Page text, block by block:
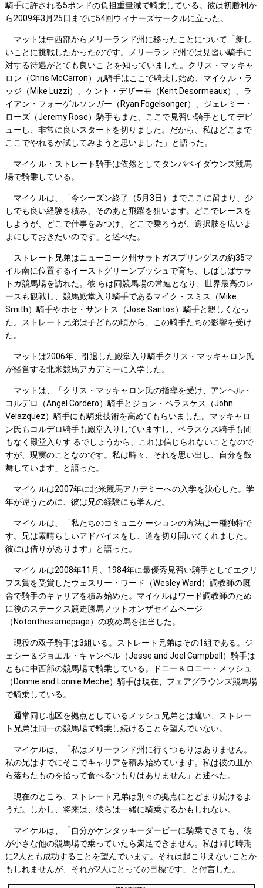
騎手に許される5ポンドの負担重量減で騎乗している。彼は初勝利か
ら2009年3月25日までに54回ウィナーズサークルに立った。
マットは中西部からメリーランド州に移ったことについて「新し
いことに挑戦したかったのです。メリーランド州では見習い騎手に
対する待遇がとても良いこ とを知っていました。クリス・マッキャ
ロン（Chris McCarron）元騎手はここで騎乗し始め、マイケル・ラ
ッジ（Mike Luzzi）、ケント・デザーモ（Kent Desormeaux）、ラ
イアン・フォーゲルソンガー（Ryan Fogelsonger）、ジェレミー・
ローズ（Jeremy Rose）騎手もまた、ここで見習い騎手としてデビ
ューし、非常に良いスタートを切りました。だから、私はどこまで
ここでやれるか試してみようと思いまし た」と語った。
マイケル・ストレート騎手は依然としてタンパベイダウンズ競馬
場で騎乗している。
マイケルは、「今シーズン終了（5月3日）までここに留まり、少
しでも良い経験を積み、そのあと飛躍を狙います。どこでレースを
しようが、どこで仕事をみつけ、どこで乗ろうが、選択肢を広いま
まにしておきたいのです」と述べた。
ストレート兄弟はニューヨーク州サラトガスプリングスの約35マ
イル南に位置するイーストグリーンブッシュで育ち、しばしばサラ
トガ競馬場を訪れた。彼 らは同競馬場の常連となり、世界最高のレ
ースも観戦し、競馬殿堂入り騎手であるマイク・スミス（Mike
Smith）騎手やホセ・サントス（Jose Santos）騎手と親しくなっ
た。ストレート兄弟は子どもの頃から、この騎手たちの影響を受け
た。
マットは2006年、引退した殿堂入り騎手クリス・マッキャロン氏
が経営する北米競馬アカデミーに入学した。
マットは、「クリス・マッキャロン氏の指導を受け、アンヘル・
コルデロ（Angel Cordero）騎手とジョン・ベラスケス（John
Velazquez）騎手にも騎乗技術を高めてもらいました。マッキャロ
ン氏もコルデロ騎手も殿堂入りしていますし、ベラスケス騎手も間
もなく殿堂入りす るでしょうから、これは信じられないことなので
すが、現実のことなのです。私は時々、それを思い出し、自分を鼓
舞しています」と語った。
マイケルは2007年に北米競馬アカデミーへの入学を決心した。学
年が違うために、彼は兄の経験にも学んだ。
マイケルは、「私たちのコミュニケーションの方法は一種独特で
す。兄は素晴らしいアドバイスをし、道を切り開いてくれました。
彼には借りがあります」と語った。
マイケルは2008年11月、1984年に最優秀見習い騎手としてエクリ
プス賞を受賞したウェスリー・ワード（Wesley Ward）調教師の厩
舎で騎手のキャリアを積み始めた。マイケルはワード調教師のため
に後のステークス競走勝馬ノットオンザセイムページ
（Notonthesamepage）の攻め馬を担当した。
現役の双子騎手は3組いる。ストレート兄弟はその1組である。ジ
ェシー＆ジョエル・キャンベル（Jesse and Joel Campbell）騎手は
ともに中西部の競馬場で騎乗している。ドニー＆ロニー・メッシュ
（Donnie and Lonnie Meche）騎手は現在、フェアグラウンズ競馬場
で騎乗している。
通常同じ地区を拠点としているメッシュ兄弟とは違い、ストレー
ト兄弟は同一の競馬場で騎乗し続けることを望んでいない。
マイケルは、「私はメリーランド州に行くつもりはありません。
私の兄はすでにそこでキャリアを積み始めています。私は彼の皿か
ら落ちたものを拾って食べるつもりはありません」と述べた。
現在のところ、ストレート兄弟は別々の拠点にとどまり続けるよ
うだ。しかし、将来は、彼らは一緒に騎乗するかもしれない。
マイケルは、「自分がケンタッキーダービーに騎乗できても、彼
が小さな他の競馬場で乗っていたら満足できません。私は同じ時期
に2人とも成功することを望んでいます。それは起こりえないことか
もしれませんが、それが2人にとっての目標です」と付言した。